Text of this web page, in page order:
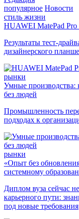
популярное Новости
стиль жизни
HUAWEI MatePad Pro
Результаты тест-
дизайнерского
рынки
Умные производства:
без людей
Промышленность
подходах к
рынки
«Опыт без
системному
Диплом вуза сейчас
карьерного пути:
под новые требования